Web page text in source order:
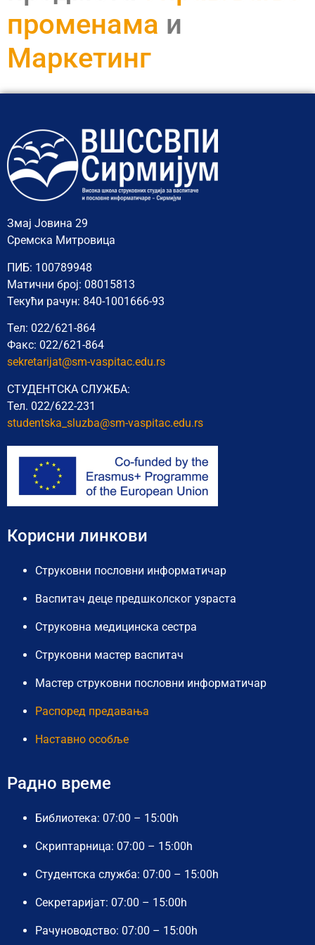
променама и
Маркетинг
Змај Јовина 29
Сремска Митровица
ПИБ: 100789948
Матични број: 08015813
Текући рачун: 840-1001666-93
Тел: 022/621-864
Факс: 022/621-864
sekretarijat@sm-vaspitac.edu.rs
СТУДЕНТСКА СЛУЖБА:
Тел. 022/622-231
studentska_sluzba@sm-vaspitac.edu.rs
Корисни линкови
Струковни пословни информатичар
Васпитач деце предшколског узраста
Струковна медицинска сестра
Струковни мастер васпитач
Мастер струковни пословни информатичар
Распоред предавања
Наставно особље
Радно време
Библиотека: 07:00 – 15:00h
Скриптарница: 07:00 – 15:00h
Студентска служба: 07:00 – 15:00h
Секретаријат: 07:00 – 15:00h
Рачуноводство: 07:00 – 15:00h